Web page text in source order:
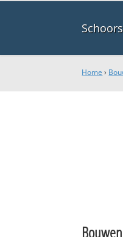
Home ›